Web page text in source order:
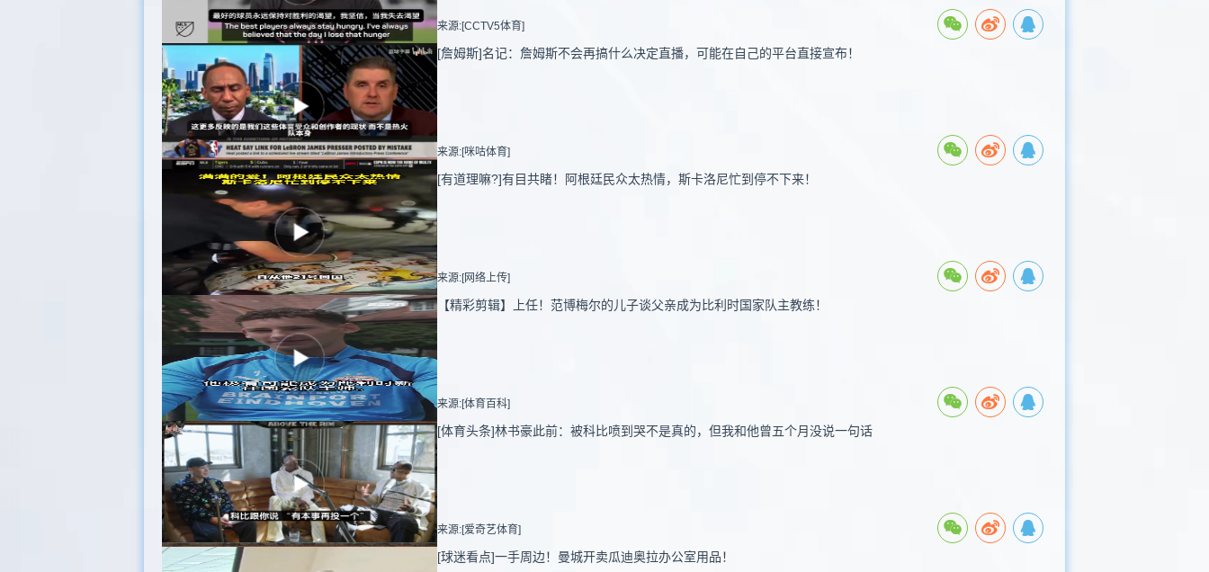
来源:[CCTV5体育]
[詹姆斯]名记：詹姆斯不会再搞什么决定直播，可能在自己的平台直接宣布！
来源:[咪咕体育]
[有道理嘛?]有目共睹！阿根廷民众太热情，斯卡洛尼忙到停不下来！
来源:[网络上传]
【精彩剪辑】上任！范博梅尔的儿子谈父亲成为比利时国家队主教练！
来源:[体育百科]
[体育头条]林书豪此前：被科比喷到哭不是真的，但我和他曾五个月没说一句话
来源:[爱奇艺体育]
[球迷看点]一手周边！曼城开卖瓜迪奥拉办公室用品！